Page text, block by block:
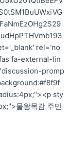
rel='no
fa-external-lin
promp
sty
물왕목감 주민